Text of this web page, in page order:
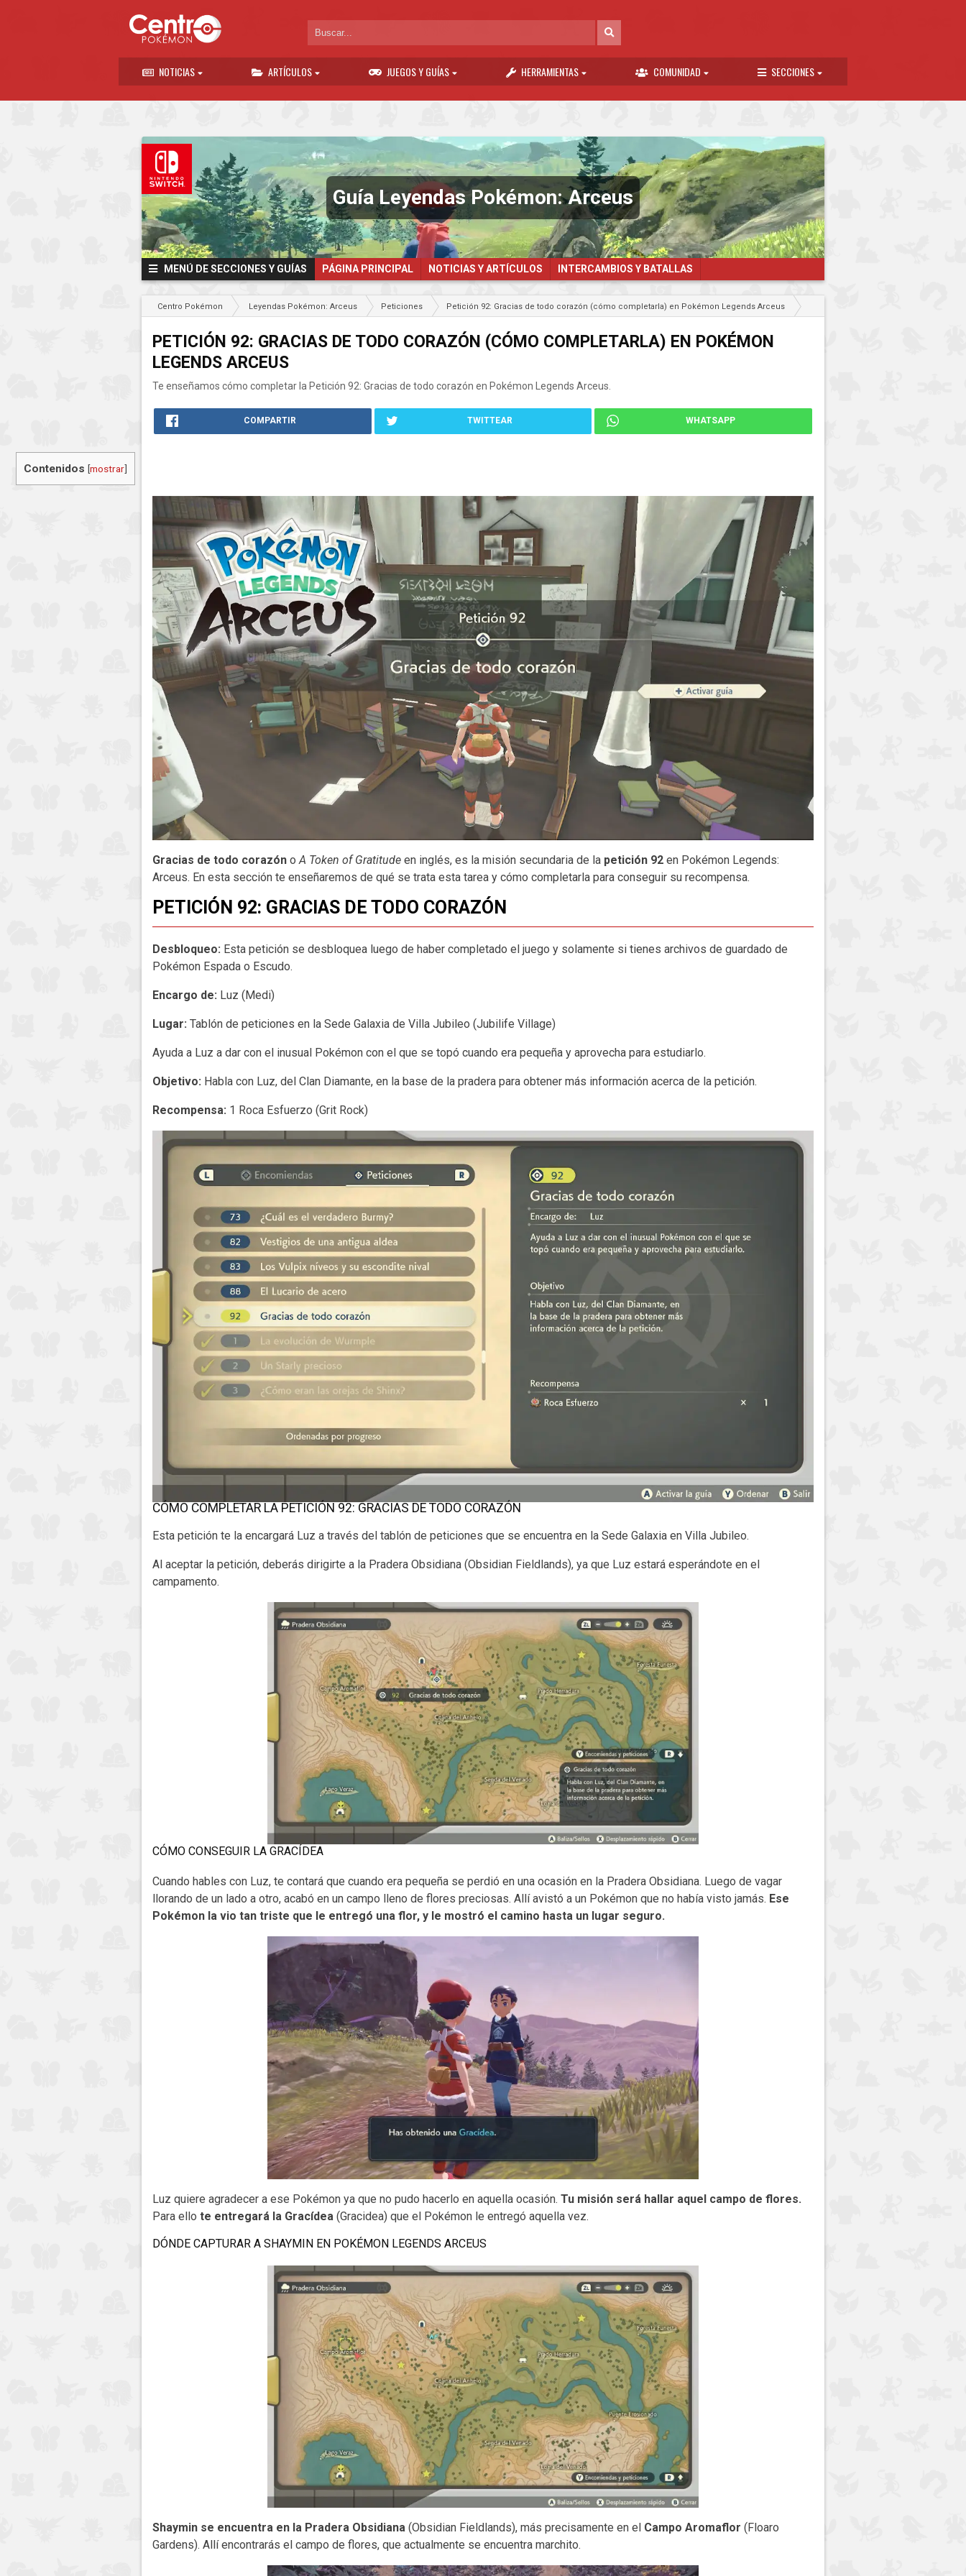
NOTICIAS ARTÍCULOS JUEGOS Y GUÍAS HERRAMIENTAS COMUNIDAD SECCIONES
Guía Leyendas Pokémon: Arceus
MENÚ DE SECCIONES Y GUÍAS PÁGINA PRINCIPAL NOTICIAS Y ARTÍCULOS INTERCAMBIOS Y BATALLAS
Centro Pokémon Leyendas Pokémon: Arceus Peticiones Petición 92: Gracias de todo corazón (cómo completarla) en Pokémon Legends Arceus
PETICIÓN 92: GRACIAS DE TODO CORAZÓN (CÓMO COMPLETARLA) EN POKÉMON
LEGENDS ARCEUS
Te enseñamos cómo completar la Petición 92: Gracias de todo corazón en Pokémon Legends Arceus.
COMPARTIR TWITTEAR WHATSAPP
Contenidos [mostrar]
Gracias de todo corazón oA Token of Gratitude en inglés, es la misión secundaria de la petición 92 en Pokémon Legends:
Arceus. En esta sección te enseñaremos de qué se trata esta tarea y cómo completarla para conseguir su recompensa.
PETICIÓN 92: GRACIAS DE TODO CORAZÓN
Desbloqueo: Esta petición se desbloquea luego de haber completado el juego y solamente si tienes archivos de guardado de
Pokémon Espada o Escudo.
Encargo de: Luz (Medi)
Lugar: Tablón de peticiones en la Sede Galaxia de Villa Jubileo (Jubilife Village)
Ayuda a Luz a dar con el inusual Pokémon con el que se topó cuando era pequeña y aprovecha para estudiarlo.
Objetivo: Habla con Luz, del Clan Diamante, en la base de la pradera para obtener más información acerca de la petición.
Recompensa: 1 Roca Esfuerzo (Grit Rock)
CÓMO COMPLETAR LA PETICIÓN 92: GRACIAS DE TODO CORAZÓN
Esta petición te la encargará Luz a través del tablón de peticiones que se encuentra en la Sede Galaxia en Villa Jubileo.
Al aceptar la petición, deberás dirigirte a la Pradera Obsidiana (Obsidian Fieldlands), ya que Luz estará esperándote en el
campamento.
CÓMO CONSEGUIR LA GRACÍDEA
Cuando hables con Luz, te contará que cuando era pequeña se perdió en una ocasión en la Pradera Obsidiana. Luego de vagar
llorando de un lado a otro, acabó en un campo lleno de flores preciosas. Allí avistó a un Pokémon que no había visto jamás. Ese
Pokémon la vio tan triste que le entregó una flor, y le mostró el camino hasta un lugar seguro.
Luz quiere agradecer a ese Pokémon ya que no pudo hacerlo en aquella ocasión. Tu misión será hallar aquel campo de flores.
Para ello te entregará la Gracídea (Gracidea) que el Pokémon le entregó aquella vez.
DÓNDE CAPTURAR A SHAYMIN EN POKÉMON LEGENDS ARCEUS
Shaymin se encuentra en la Pradera Obsidiana (Obsidian Fieldlands), más precisamente en el Campo Aromaflor (Floaro
Gardens). Allí encontrarás el campo de flores, que actualmente se encuentra marchito.